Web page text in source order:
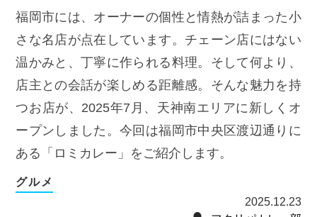
福岡市には、オーナーの個性と情熱が詰まった小
さな名店が点在しています。チェーン店にはない
温かみと、丁寧に作られる料理。そして何より、
店主との会話が楽しめる距離感。そんな魅力を持
つお店が、2025年7月、天神南エリアに新しくオ
ープンしました。今回は福岡市中央区渡辺通りに
ある「ロミカレー」をご紹介します。
グルメ
2025.12.23